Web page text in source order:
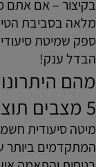
בקיצור – אם אתם
מלאה בסביבת
ספק שמיטת
הבדל ענק!
מהם
5 מצבים תוצרת גרמניה?
מיטה סיעודית
המתקדמים ביותר